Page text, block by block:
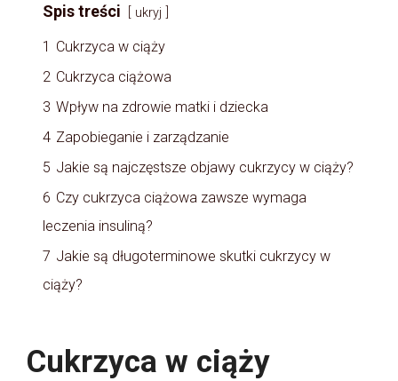
Spis treści ukryj
1 Cukrzyca w ciąży
2 Cukrzyca ciążowa
3 Wpływ na zdrowie matki i dziecka
4 Zapobieganie i zarządzanie
5 Jakie są najczęstsze objawy cukrzycy w ciąży?
6 Czy cukrzyca ciążowa zawsze wymaga
leczenia insuliną?
7 Jakie są długoterminowe skutki cukrzycy w
ciąży?
Cukrzyca w ciąży